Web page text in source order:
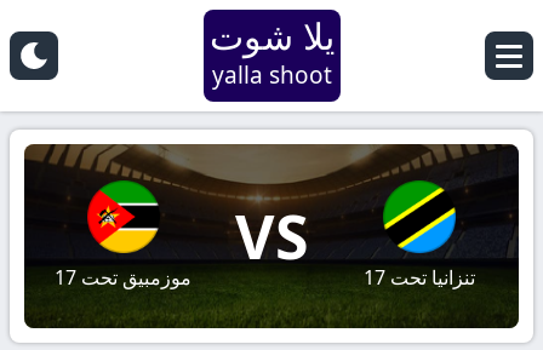
يلا شوت
yalla shoot
تنزانيا تحت 17
VS
موزمبيق تحت 17